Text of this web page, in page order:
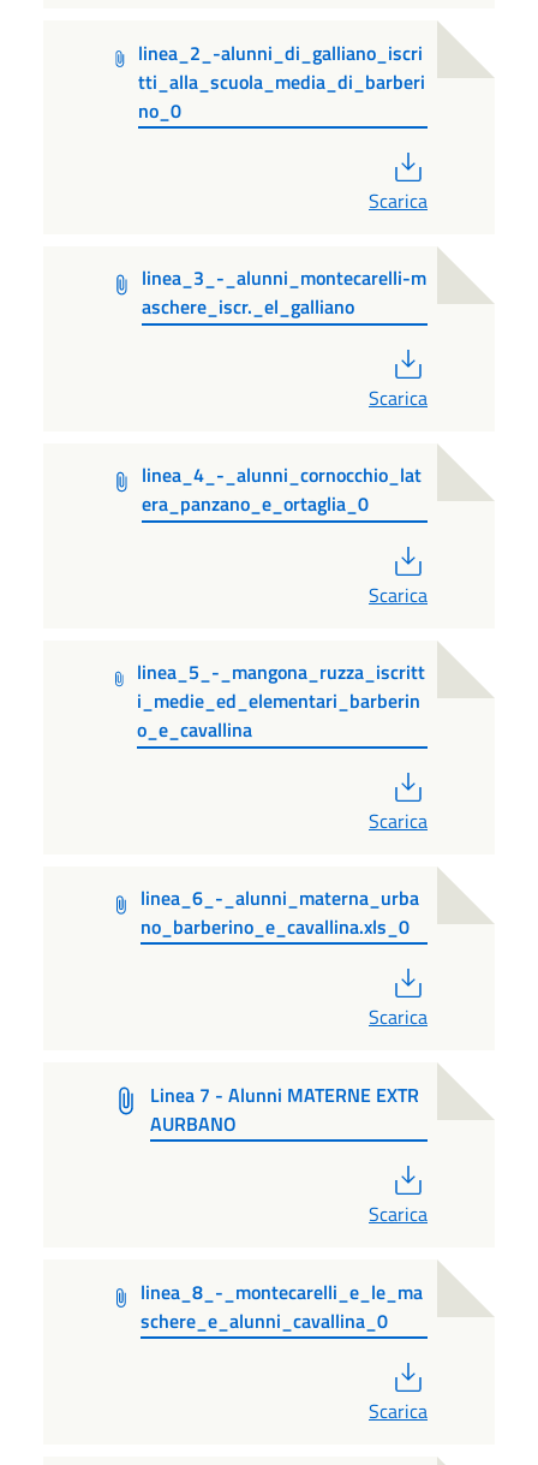
linea_2_-alunni_di_galliano_iscri
tti_alla_scuola_media_di_barberi
no_0
Scarica
linea_3_-_alunni_montecarelli-m
aschere_iscr._el_galliano
Scarica
linea_4_-_alunni_cornocchio_lat
era_panzano_e_ortaglia_0
Scarica
linea_5_-_mangona_ruzza_iscritt
i_medie_ed_elementari_barberin
o_e_cavallina
Scarica
linea_6_-_alunni_materna_urba
no_barberino_e_cavallina.xls_0
Scarica
Linea 7 - Alunni MATERNE EXTR
AURBANO
Scarica
linea_8_-_montecarelli_e_le_ma
schere_e_alunni_cavallina_0
Scarica